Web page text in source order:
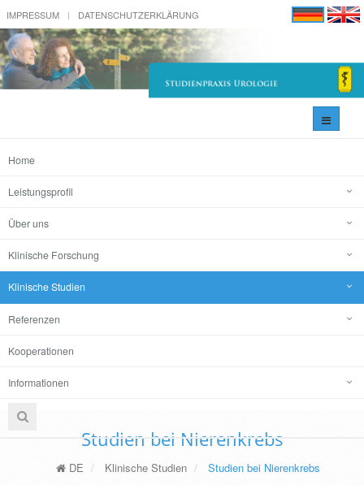
IMPRESSUM DATENSCHUTZERKLÄRUNG
Home
Leistungsprofil
Über uns
Klinische Forschung
Klinische Studien
Referenzen
Kooperationen
Informationen
Studien bei Nierenkrebs
DE Klinische Studien Studien bei Nierenkrebs